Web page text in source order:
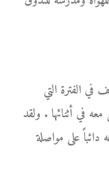
الفترة التي
في أثنائها . ولقد
على مواصلة